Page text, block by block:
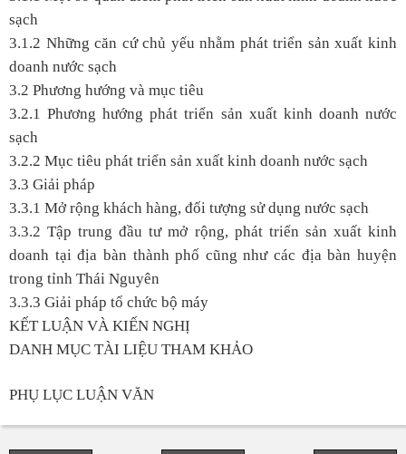
sạch
3.1.2 Những căn cứ chủ yếu nhằm phát triển sản xuất kinh
doanh nước sạch
3.2 Phương hướng và mục tiêu
3.2.1 Phương hướng phát triển sản xuất kinh doanh nước
sạch
3.2.2 Mục tiêu phát triển sản xuất kinh doanh nước sạch
3.3 Giải pháp
3.3.1 Mở rộng khách hàng, đối tượng sử dụng nước sạch
3.3.2 Tập trung đầu tư mở rộng, phát triển sản xuất kinh
doanh tại địa bàn thành phố cũng như các địa bàn huyện
trong tỉnh Thái Nguyên
3.3.3 Giải pháp tổ chức bộ máy
KẾT LUẬN VÀ KIẾN NGHỊ
DANH MỤC TÀI LIỆU THAM KHẢO
PHỤ LỤC LUẬN VĂN